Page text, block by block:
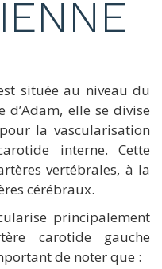
située au niveau du
elle se divise
la vascularisation
interne. Cette
vertébrales, à la
cérébraux.
principalement
carotide gauche
de noter que :